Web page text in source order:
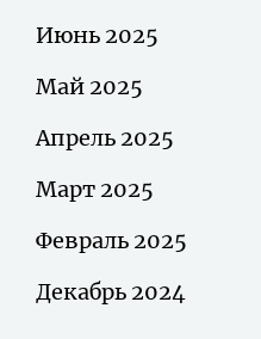
Июнь 2025
Май 2025
Апрель 2025
Март 2025
Февраль 2025
Декабрь 2024